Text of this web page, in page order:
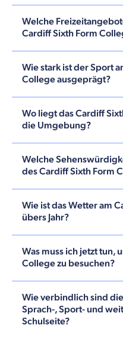
Welche
Cardiff Sixth Form
Wie stark ist der Sport
College ausgeprägt?
Wo liegt das Cardiff
die Umgebung?
Welche
des Cardiff Sixth Form
Wie ist das Wetter am
übers Jahr?
Was muss ich jetzt tun,
College zu besuchen?
Wie verbindlich sind
Sprach-, Sport- und
Schulseite?